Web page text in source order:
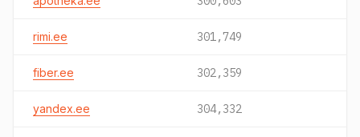
rimi.ee 301,749
fiber.ee 302,359
yandex.ee 304,332